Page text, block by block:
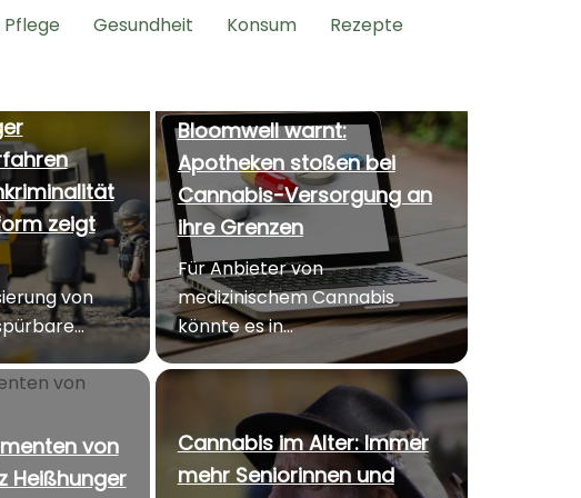
Gesundheit Konsum Rezepte
zeigt
von
Bloomwell warnt:
Apotheken stoßen bei
Cannabis-Versorgung an
ihre Grenzen
Für Anbieter von
medizinischem Cannabis
könnte es in...
von
Heißhunger
Cannabis im Alter: Immer
mehr Seniorinnen und